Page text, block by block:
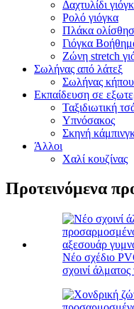
Δαχτυλίδι
Ρολό γιόγκα
Πλάκα
Γιόγκα
Ζώνη stretch
Σωλήνας από λάτεξ
Σωλήνας κήπου
Εκπαίδευση σε
Ταξιδιωτική
Υπνόσακος
Σκηνή
Άλλοι
Χαλί κουζίνας
Προτεινόμενα
Νέο σχέδιο
σχοινί άλματος